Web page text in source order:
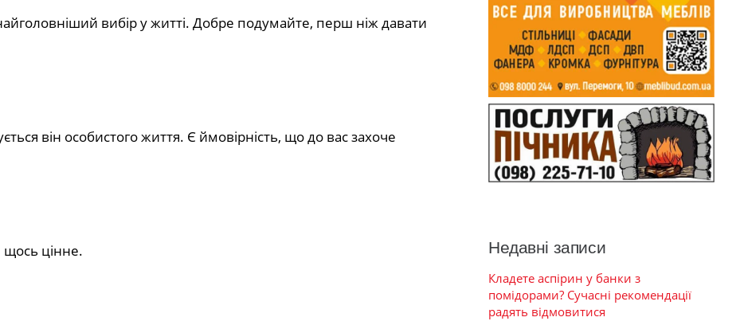
вибір у житті. Добре подумайте, перш ніж давати
він особистого життя. Є ймовірність, що до вас захоче
щось цінне. Недавні записи
Кладете аспірин у банки з
помідорами? Сучасні рекомендації
радять відмовитися